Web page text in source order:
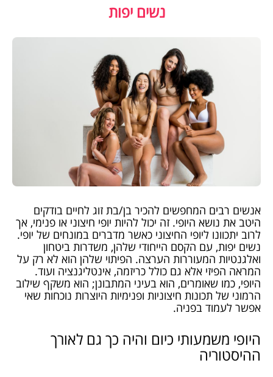
נשים יפות
אנשים רבים המחפשים להכיר בן/בת זוג לחיים בודקים
היטב את נושא היופי. זה יכול להיות יופי חיצוני או פנימי, אך
לרוב יתכוונו ליופי החיצוני כאשר מדברים במונחים של יופי.
נשים יפות, עם הקסם הייחודי שלהן, משדרות ביטחון
ואלגנטיות המעוררות הערצה. הפיתוי שלהן הוא לא רק על
המראה הפיזי אלא גם כולל כריזמה, אינטליגנציה ועוד.
היופי, כמו שאומרים, הוא בעיני המתבונן; הוא משקף שילוב
הרמוני של תכונות חיצוניות ופנימיות היוצרות נוכחות שאי
אפשר לעמוד בפניה.
היופי משמעותי כיום והיה כך גם לאורך
ההיסטוריה